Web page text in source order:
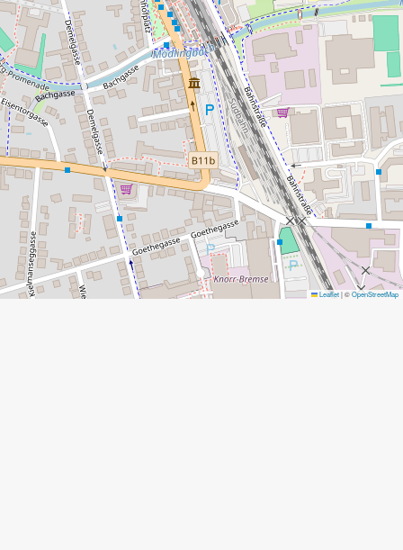
Leaflet|©OpenStreetMap